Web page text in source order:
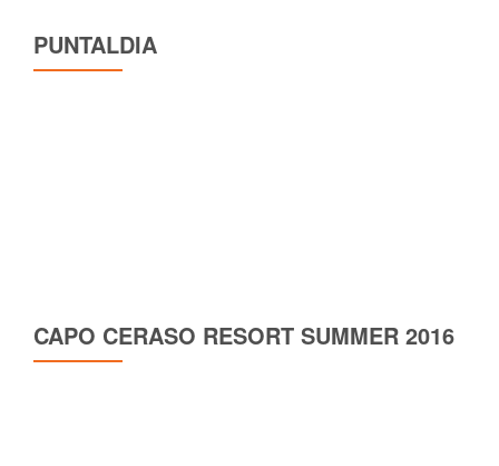
PUNTALDIA
CAPO CERASO RESORT SUMMER 2016